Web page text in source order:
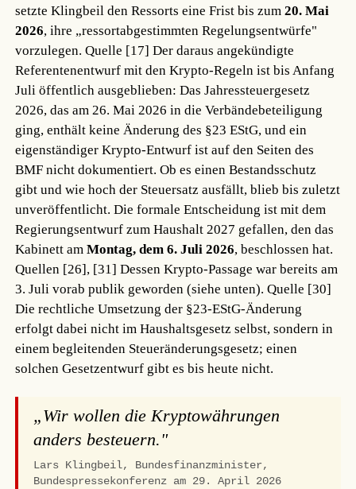
setzte Klingbeil den Ressorts eine Frist bis zum20. Mai
2026, ihre „ressortabgestimmten Regelungsentwürfe"
vorzulegen.Quelle [17] Der daraus angekündigte
Referentenentwurf mit den Krypto-Regeln ist bis Anfang
Juli öffentlich ausgeblieben: Das Jahressteuergesetz
2026, das am 26. Mai 2026 in die Verbändebeteiligung
ging, enthält keine Änderung des §23 EStG, und ein
eigenständiger Krypto-Entwurf ist auf den Seiten des
BMF nicht dokumentiert. Ob es einen Bestandsschutz
gibt und wie hoch der Steuersatz ausfällt, blieb bis zuletzt
unveröffentlicht. Die formale Entscheidung ist mit dem
Regierungsentwurf zum Haushalt 2027 gefallen, den das
Kabinett amMontag, dem 6. Juli 2026, beschlossen hat.
Quellen [26], [31] Dessen Krypto-Passage war bereits am
3. Juli vorab publik geworden (siehe unten).Quelle [30]
Die rechtliche Umsetzung der §23-EStG-Änderung
erfolgt dabei nicht im Haushaltsgesetz selbst, sondern in
einem begleitenden Steueränderungsgesetz; einen
solchen Gesetzentwurf gibt es bis heute nicht.
„Wir wollen die Kryptowährungen
anders besteuern."
Lars Klingbeil, Bundesfinanzminister,
Bundespressekonferenz am 29. April 2026